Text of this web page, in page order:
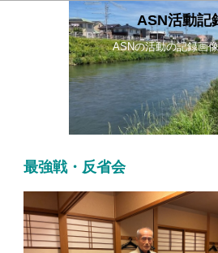
ASN活動記
ASNの活動の記録画
最強戦・反省会